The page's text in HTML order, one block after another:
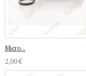
Micro...
2,00 €